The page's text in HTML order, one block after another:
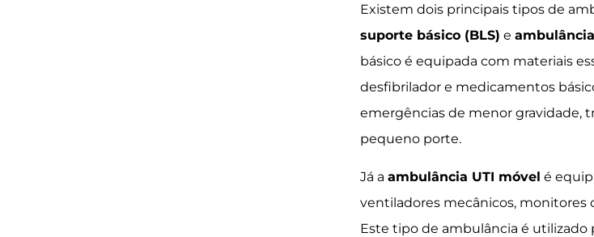
Existem dois principais tipos de
suporte básico (BLS) e
básico é equipada com materiais
desfibrilador e medicamentos
emergências de menor gravidade,
pequeno porte.
Já aambulância UTI móvel é
ventiladores mecânicos, monitores
Este tipo de ambulância é